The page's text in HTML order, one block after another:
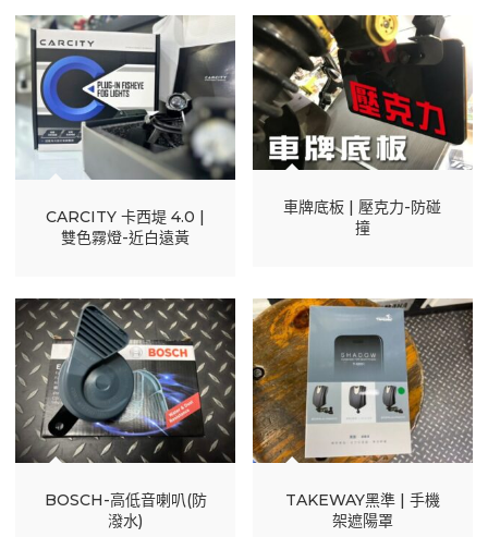
CARCITY 卡西堤 4.0 |
雙色霧燈-近白遠黃
車牌底板 | 壓克力-防碰
撞
BOSCH-高低音喇叭(防
潑水)
TAKEWAY黑準 | 手機
架遮陽罩